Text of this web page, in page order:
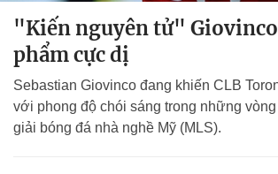
"Kiến nguyên tử"
phẩm cực dị
Sebastian Giovinco đang khiến CLB
với phong độ chói sáng trong những
giải bóng đá nhà nghề Mỹ (MLS).